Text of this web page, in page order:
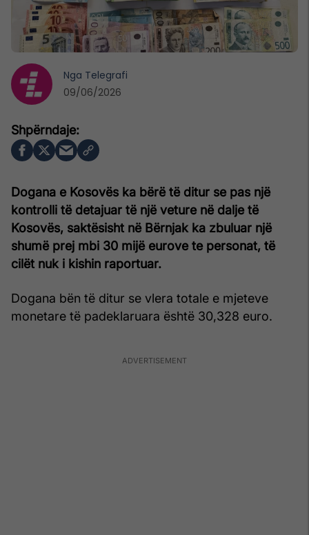
Dogana e Kosovës ka bërë të ditur se pas një
kontrolli të detajuar të një veture në dalje të
Kosovës, saktësisht në Bërnjak ka zbuluar një
shumë prej mbi 30 mijë eurove te personat, të
cilët nuk i kishin raportuar.
Dogana bën të ditur se vlera totale e mjeteve
monetare të padeklaruara është 30,328 euro.
Nga Telegrafi
09/06/2026